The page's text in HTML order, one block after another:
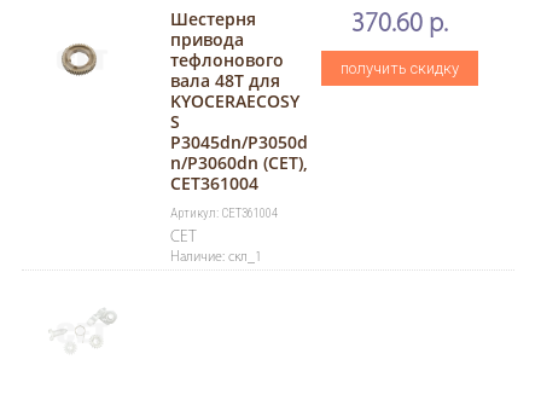
Шестерня
привода
тефлонового
вала 48T для
KYOCERAECOSY
S
P3045dn/P3050d
n/P3060dn (CET),
CET361004
Артикул: CET361004
CET
Наличие: скл_1
370.60 р.
получить скидку